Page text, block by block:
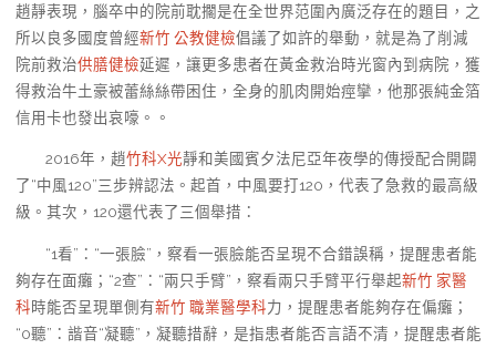
趙靜表現，腦卒中的院前耽擱是在全世界范圍內廣泛存在的題目，之
所以良多國度曾經新竹 公教健檢倡議了如許的舉動，就是為了削減
院前救治供膳健檢延遲，讓更多患者在黃金救治時光窗內到病院，獲
得救治牛土豪被蕾絲絲帶困住，全身的肌肉開始痙攣，他那張純金箔
信用卡也發出哀嚎。。
2016年，趙竹科X光靜和美國賓夕法尼亞年夜學的傳授配合開闢
了“中風120”三步辨認法。起首，中風要打120，代表了急救的最高級
級。其次，120還代表了三個舉措：
“1看”：“一張臉”，察看一張臉能否呈現不合錯誤稱，提醒患者能
夠存在面癱；“2查”：“兩只手臂”，察看兩只手臂平行舉起新竹 家醫
科時能否呈現單側有新竹 職業醫學科力，提醒患者能夠存在偏癱；
“0聽”：諧音“凝聽”，凝聽措辭，是指患者能否言語不清，提醒患者能